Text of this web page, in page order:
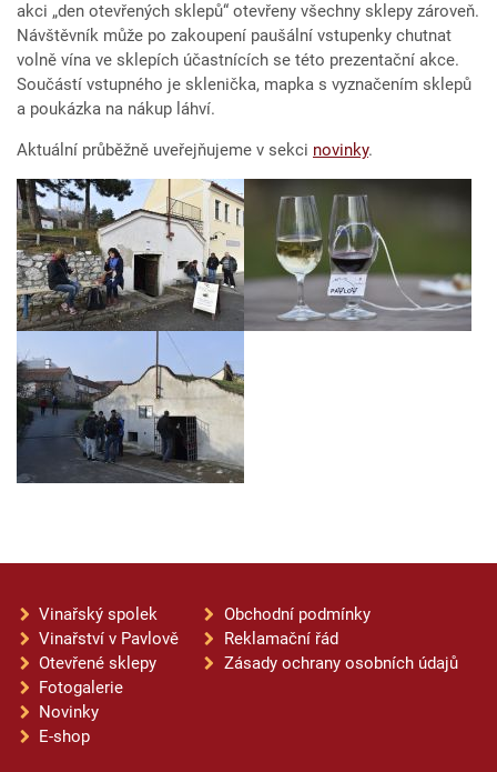
akci „den otevřených sklepů“ otevřeny všechny sklepy zároveň.
Návštěvník může po zakoupení paušální vstupenky chutnat
volně vína ve sklepích účastnících se této prezentační akce.
Součástí vstupného je sklenička, mapka s vyznačením sklepů
a poukázka na nákup láhví.
Aktuální průběžně uveřejňujeme v sekci novinky.
Vinařský spolek
Vinařství v Pavlově
Otevřené sklepy
Fotogalerie
Novinky
E-shop
Obchodní podmínky
Reklamační řád
Zásady ochrany osobních údajů